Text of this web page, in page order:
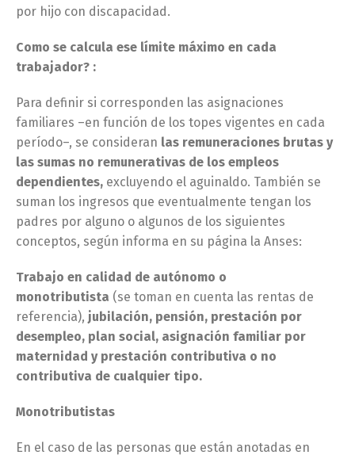
por hijo con discapacidad.
Como se calcula ese límite máximo en cada
trabajador? :
Para definir si corresponden las asignaciones
familiares –en función de los topes vigentes en cada
período–, se consideran las remuneraciones brutas y
las sumas no remunerativas de los empleos
dependientes, excluyendo el aguinaldo. También se
suman los ingresos que eventualmente tengan los
padres por alguno o algunos de los siguientes
conceptos, según informa en su página la Anses:
Trabajo en calidad de autónomo o
monotributista (se toman en cuenta las rentas de
referencia), jubilación, pensión, prestación por
desempleo, plan social, asignación familiar por
maternidad y prestación contributiva o no
contributiva de cualquier tipo.
Monotributistas
En el caso de las personas que están anotadas en